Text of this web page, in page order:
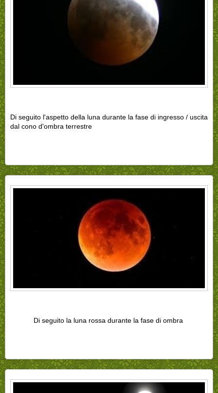
Di seguito l'aspetto della luna durante la fase di ingresso / uscita
dal cono d'ombra terrestre
Di seguito la luna rossa durante la fase di ombra